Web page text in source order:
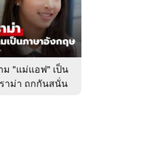
"แม่แอฟ" เป็น
าม่า ถกกันสนั่น